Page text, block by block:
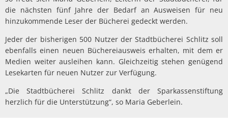
die nächsten fünf Jahre der Bedarf an Ausweisen für neu
hinzukommende Leser der Bücherei gedeckt werden.
Jeder der bisherigen 500 Nutzer der Stadtbücherei Schlitz soll
ebenfalls einen neuen Büchereiausweis erhalten, mit dem er
Medien weiter ausleihen kann. Gleichzeitig stehen genügend
Lesekarten für neuen Nutzer zur Verfügung.
„Die Stadtbücherei Schlitz dankt der Sparkassenstiftung
herzlich für die Unterstützung“, so Maria Geberlein.